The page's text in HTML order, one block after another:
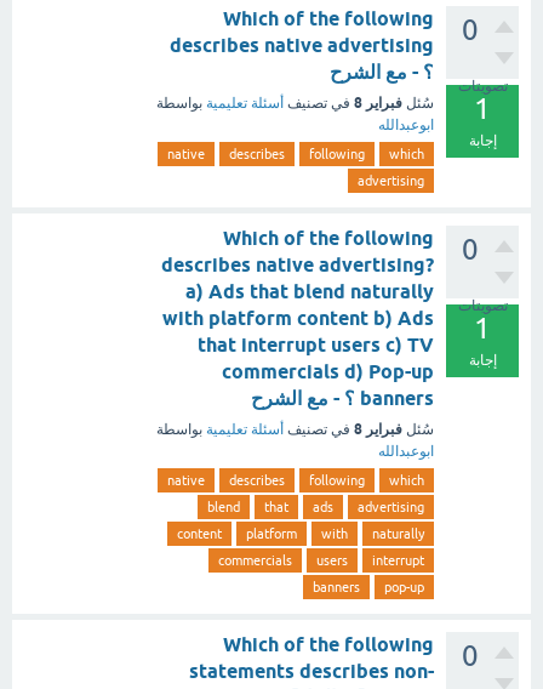
0
تصويتات
1
إجابة
Which of the following
describes native advertising
؟ - مع الشرح
سُئل فبراير 8 في تصنيف أسئلة تعليمية بواسطة
ابوعبدالله
which
following
describes
native
advertising
0
تصويتات
1
إجابة
Which of the following
describes native advertising?
a) Ads that blend naturally
with platform content b) Ads
that interrupt users c) TV
commercials d) Pop-up
banners ؟ - مع الشرح
سُئل فبراير 8 في تصنيف أسئلة تعليمية بواسطة
ابوعبدالله
which
following
describes
native
advertising
ads
that
blend
naturally
with
platform
content
interrupt
users
commercials
pop-up
banners
0
Which of the following
statements describes non-